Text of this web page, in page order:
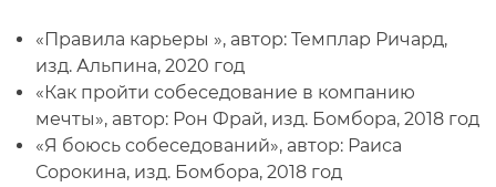
«Правила карьеры », автор: Темплар Ричард,
изд. Альпина, 2020 год
«Как пройти собеседование в компанию
мечты», автор: Рон Фрай, изд. Бомбора, 2018 год
«Я боюсь собеседований», автор: Раиса
Сорокина, изд. Бомбора, 2018 год